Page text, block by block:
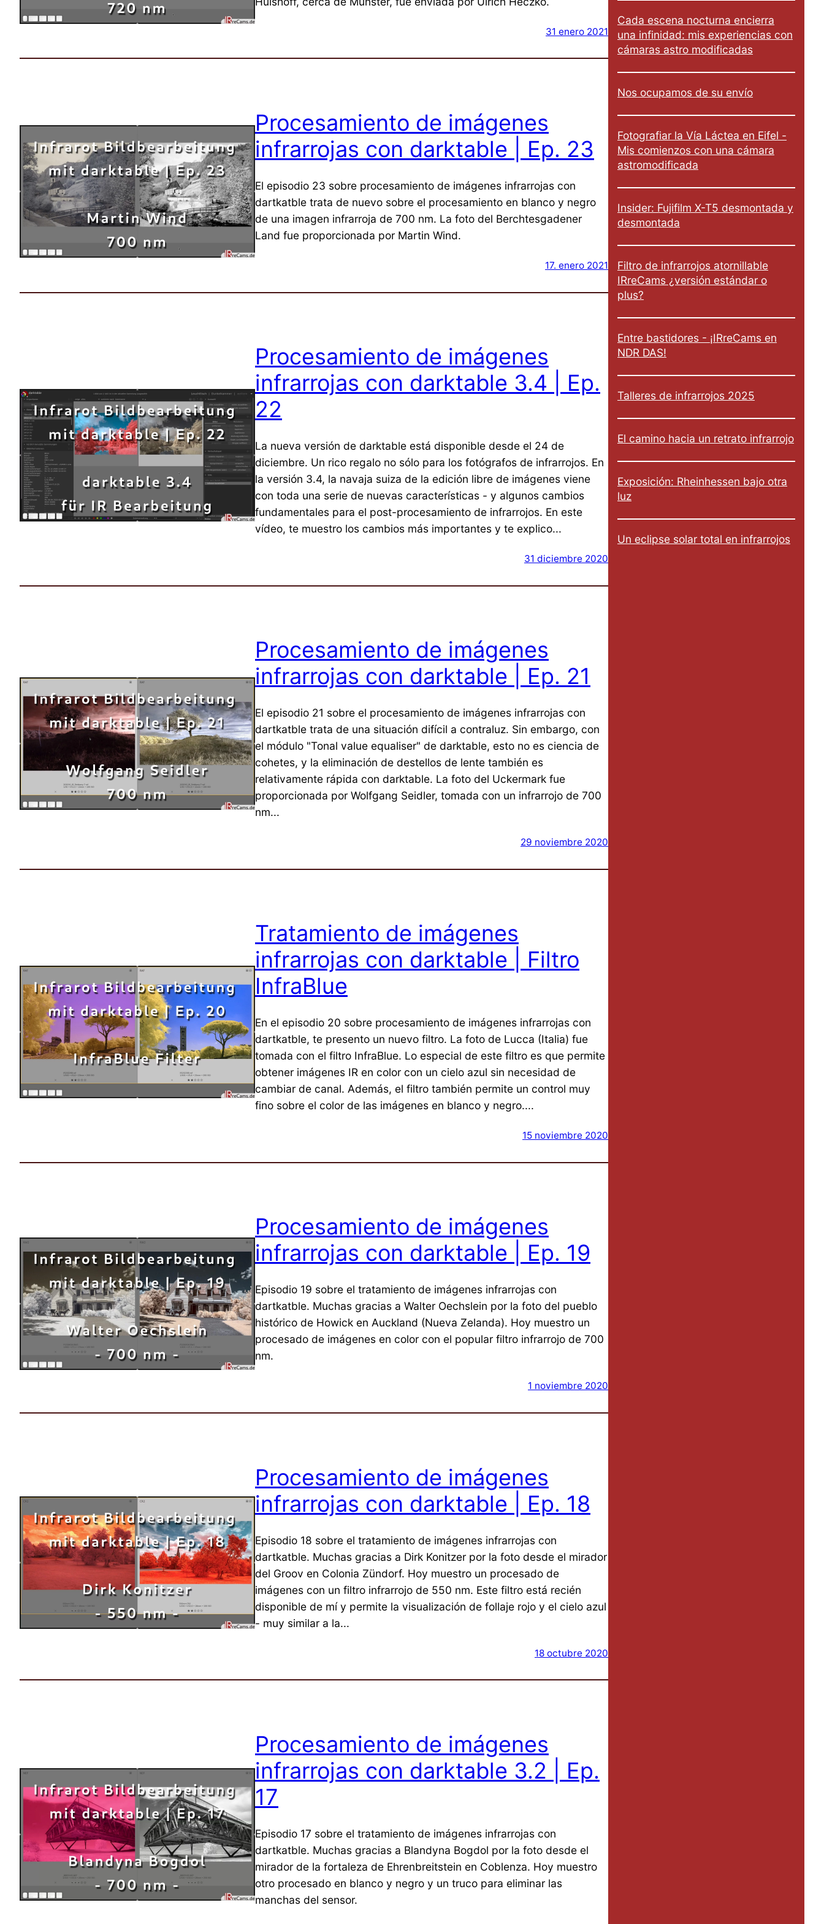
31 enero 2021
Procesamiento de imágenes
infrarrojas con darktable | Ep. 23
El episodio 23 sobre procesamiento de imágenes infrarrojas con
dartkatble trata de nuevo sobre el procesamiento en blanco y negro
de una imagen infrarroja de 700 nm. La foto del Berchtesgadener
Land fue proporcionada por Martin Wind.
17. enero 2021
Procesamiento de imágenes
infrarrojas con darktable 3.4 | Ep.
22
La nueva versión de darktable está disponible desde el 24 de
diciembre. Un rico regalo no sólo para los fotógrafos de infrarrojos. En
la versión 3.4, la navaja suiza de la edición libre de imágenes viene
con toda una serie de nuevas características - y algunos cambios
fundamentales para el post-procesamiento de infrarrojos. En este
vídeo, te muestro los cambios más importantes y te explico...
31 diciembre 2020
Procesamiento de imágenes
infrarrojas con darktable | Ep. 21
El episodio 21 sobre el procesamiento de imágenes infrarrojas con
dartkatble trata de una situación difícil a contraluz. Sin embargo, con
el módulo "Tonal value equaliser" de darktable, esto no es ciencia de
cohetes, y la eliminación de destellos de lente también es
relativamente rápida con darktable. La foto del Uckermark fue
proporcionada por Wolfgang Seidler, tomada con un infrarrojo de 700
nm...
29 noviembre 2020
Tratamiento de imágenes
infrarrojas con darktable | Filtro
InfraBlue
En el episodio 20 sobre procesamiento de imágenes infrarrojas con
dartkatble, te presento un nuevo filtro. La foto de Lucca (Italia) fue
tomada con el filtro InfraBlue. Lo especial de este filtro es que permite
obtener imágenes IR en color con un cielo azul sin necesidad de
cambiar de canal. Además, el filtro también permite un control muy
fino sobre el color de las imágenes en blanco y negro....
15 noviembre 2020
Procesamiento de imágenes
infrarrojas con darktable | Ep. 19
Episodio 19 sobre el tratamiento de imágenes infrarrojas con
dartkatble. Muchas gracias a Walter Oechslein por la foto del pueblo
histórico de Howick en Auckland (Nueva Zelanda). Hoy muestro un
procesado de imágenes en color con el popular filtro infrarrojo de 700
nm.
1 noviembre 2020
Procesamiento de imágenes
infrarrojas con darktable | Ep. 18
Episodio 18 sobre el tratamiento de imágenes infrarrojas con
dartkatble. Muchas gracias a Dirk Konitzer por la foto desde el mirador
del Groov en Colonia Zündorf. Hoy muestro un procesado de
imágenes con un filtro infrarrojo de 550 nm. Este filtro está recién
disponible de mí y permite la visualización de follaje rojo y el cielo azul
- muy similar a la...
18 octubre 2020
Procesamiento de imágenes
infrarrojas con darktable 3.2 | Ep.
17
Episodio 17 sobre el tratamiento de imágenes infrarrojas con
dartkatble. Muchas gracias a Blandyna Bogdol por la foto desde el
mirador de la fortaleza de Ehrenbreitstein en Coblenza. Hoy muestro
otro procesado en blanco y negro y un truco para eliminar las
manchas del sensor.
Cada escena nocturna encierra
una infinidad: mis experiencias con
cámaras astro modificadas
Nos ocupamos de su envío
Fotografiar la Vía Láctea en Eifel -
Mis comienzos con una cámara
astromodificada
Insider: Fujifilm X-T5 desmontada y
desmontada
Filtro de infrarrojos atornillable
IRreCams ¿versión estándar o
plus?
Entre bastidores - ¡IRreCams en
NDR DAS!
Talleres de infrarrojos 2025
El camino hacia un retrato infrarrojo
Exposición: Rheinhessen bajo otra
luz
Un eclipse solar total en infrarrojos